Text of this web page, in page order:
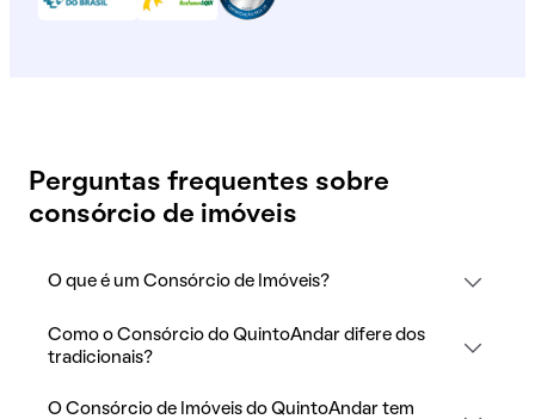
Perguntas frequentes sobre
consórcio de imóveis
O que é um Consórcio de Imóveis?
Como o Consórcio do QuintoAndar difere dos
tradicionais?
O Consórcio de Imóveis do QuintoAndar tem